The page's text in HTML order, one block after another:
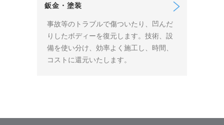
鈑金・塗装
事故等のトラブルで傷ついたり、凹んだ
りしたボディーを復元します。技術、設
備を使い分け、効率よく施工し、時間、
コストに還元いたします。